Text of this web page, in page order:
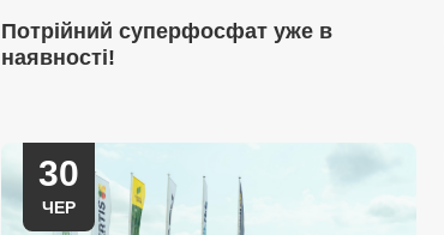
Потрійний суперфосфат уже в
наявності!
30
ЧЕР